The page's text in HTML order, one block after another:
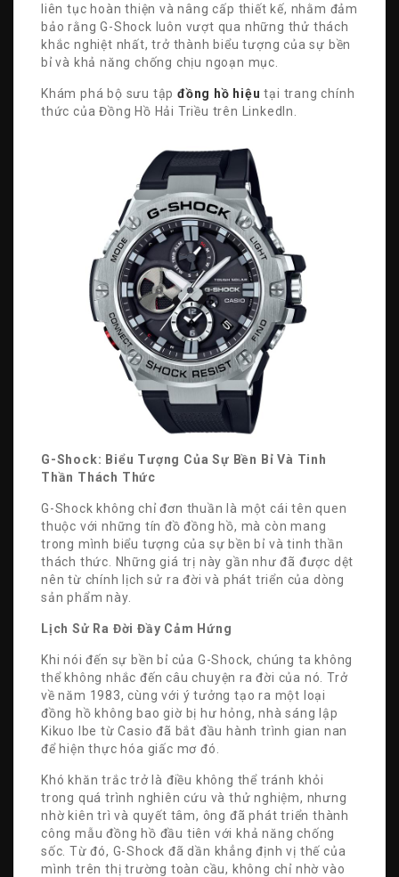
liên tục hoàn thiện và nâng cấp thiết kế, nhằm đảm
bảo rằng G-Shock luôn vượt qua những thử thách
khắc nghiệt nhất, trở thành biểu tượng của sự bền
bỉ và khả năng chống chịu ngoạn mục.
Khám phá bộ sưu tậpđồng hồ hiệu tại trang chính
thức của Đồng Hồ Hải Triều trên LinkedIn.
G-Shock: Biểu Tượng Của Sự Bền Bỉ Và Tinh
Thần Thách Thức
G-Shock không chỉ đơn thuần là một cái tên quen
thuộc với những tín đồ đồng hồ, mà còn mang
trong mình biểu tượng của sự bền bỉ và tinh thần
thách thức. Những giá trị này gần như đã được dệt
nên từ chính lịch sử ra đời và phát triển của dòng
sản phẩm này.
Lịch Sử Ra Đời Đầy Cảm Hứng
Khi nói đến sự bền bỉ của G-Shock, chúng ta không
thể không nhắc đến câu chuyện ra đời của nó. Trở
về năm 1983, cùng với ý tưởng tạo ra một loại
đồng hồ không bao giờ bị hư hỏng, nhà sáng lập
Kikuo Ibe từ Casio đã bắt đầu hành trình gian nan
để hiện thực hóa giấc mơ đó.
Khó khăn trắc trở là điều không thể tránh khỏi
trong quá trình nghiên cứu và thử nghiệm, nhưng
nhờ kiên trì và quyết tâm, ông đã phát triển thành
công mẫu đồng hồ đầu tiên với khả năng chống
sốc. Từ đó, G-Shock đã dần khẳng định vị thế của
mình trên thị trường toàn cầu, không chỉ nhờ vào